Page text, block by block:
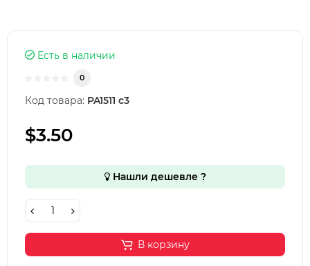
Есть в наличии
0
Код товара: PA1511 с3
$3.50
Нашли дешевле ?
В корзину